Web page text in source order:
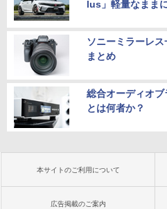
lus」軽量なまま
ソニーミラーレ
まとめ
総合オーディオ
とは何者か？
本サイトのご利用について
広告掲載のご案内